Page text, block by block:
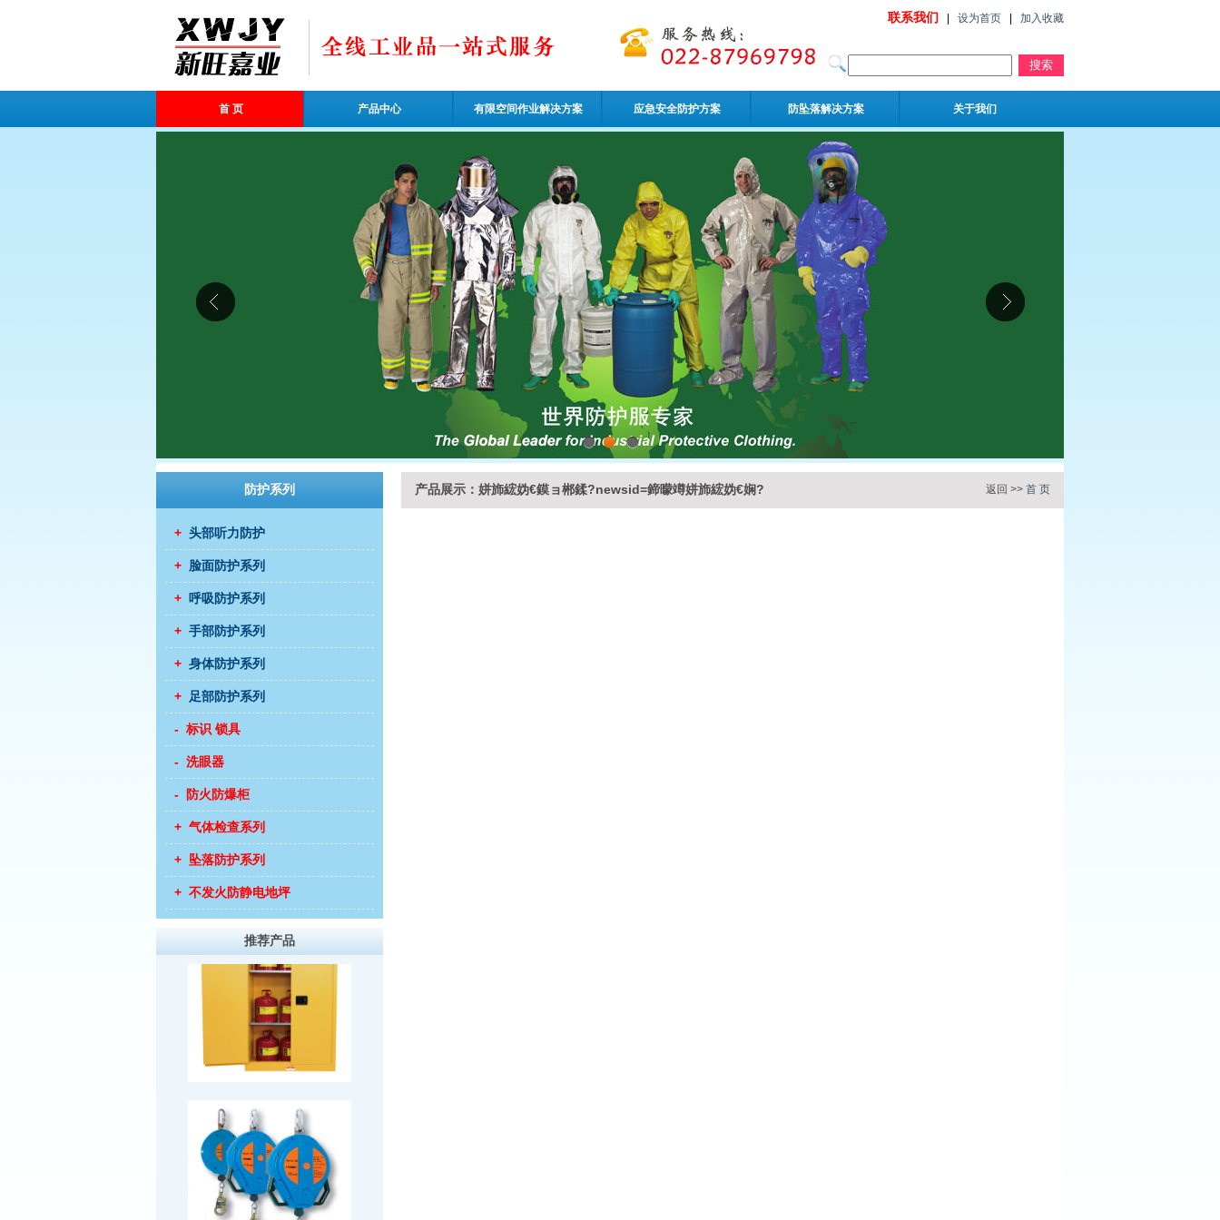
联系我们 设为首页 加入收藏
首 页 产品中心 有限空间作业解决方案 应急安全防护方案 防坠落解决方案 关于我们
2
防护系列
+ 头部听力防护
+ 脸面防护系列
+ 呼吸防护系列
+ 手部防护系列
+ 身体防护系列
+ 足部防护系列
- 标识 锁具
- 洗眼器
- 防火防爆柜
+ 气体检查系列
+ 坠落防护系列
+ 不发火防静电地坪
推荐产品
产品展示：姘斾綋妫€鏌ョ郴鍒?newsid=鍗曚竴姘斾綋妫€娴? 返回 >> 首 页